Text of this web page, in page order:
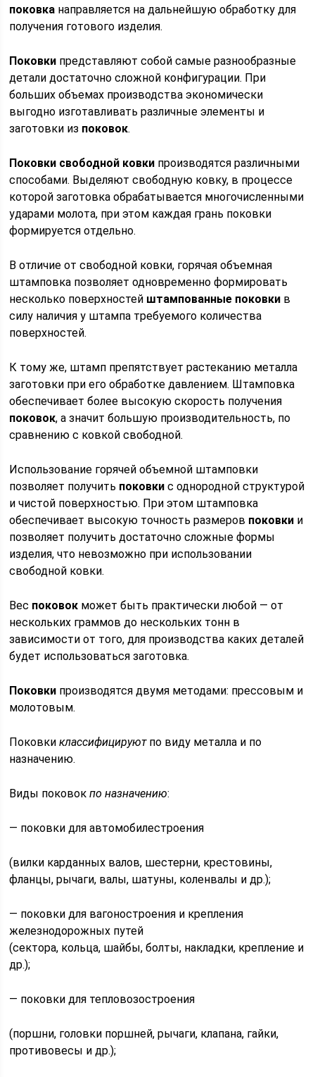
поковка направляется на дальнейшую обработку для
получения готового изделия.
Поковки представляют собой самые разнообразные
детали достаточно сложной конфигурации. При
больших объемах производства экономически
выгодно изготавливать различные элементы и
заготовки из поковок.
Поковки свободной ковки производятся различными
способами. Выделяют свободную ковку, в процессе
которой заготовка обрабатывается многочисленными
ударами молота, при этом каждая грань поковки
формируется отдельно.
В отличие от свободной ковки, горячая объемная
штамповка позволяет одновременно формировать
несколько поверхностей штампованные поковки в
силу наличия у штампа требуемого количества
поверхностей.
К тому же, штамп препятствует растеканию металла
заготовки при его обработке давлением. Штамповка
обеспечивает более высокую скорость получения
поковок, а значит большую производительность, по
сравнению с ковкой свободной.
Использование горячей объемной штамповки
позволяет получить поковки с однородной структурой
и чистой поверхностью. При этом штамповка
обеспечивает высокую точность размеров поковки и
позволяет получить достаточно сложные формы
изделия, что невозможно при использовании
свободной ковки.
Вес поковок может быть практически любой — от
нескольких граммов до нескольких тонн в
зависимости от того, для производства каких деталей
будет использоваться заготовка.
Поковки производятся двумя методами: прессовым и
молотовым.
Поковкиклассифицируютпо виду металла и по
назначению.
Виды поковокпо назначению:
— поковки для автомобилестроения
(вилки карданных валов, шестерни, крестовины,
фланцы, рычаги, валы, шатуны, коленвалы и др.);
— поковки для вагоностроения и крепления
железнодорожных путей
(сектора, кольца, шайбы, болты, накладки, крепление и
др.);
— поковки для тепловозостроения
(поршни, головки поршней, рычаги, клапана, гайки,
противовесы и др.);